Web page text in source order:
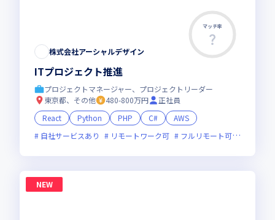
マッチ率
株式会社アーシャルデザイン
ITプロジェクト推進
プロジェクトマネージャー、プロジェクトリーダー
東京都、その他
480-800万円
正社員
React
Python PHP C#
AWS
自社サービスあり
リモートワーク可 フルリモート可
NEW